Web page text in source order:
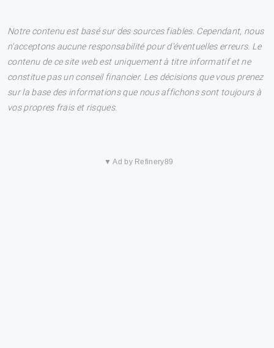
Notre contenu est basé sur des sources fiables. Cependant, nous
n'acceptons aucune responsabilité pour d'éventuelles erreurs. Le
contenu de ce site web est uniquement à titre informatif et ne
constitue pas un conseil financier. Les décisions que vous prenez
sur la base des informations que nous affichons sont toujours à
vos propres frais et risques.
▼ Ad by Refinery89